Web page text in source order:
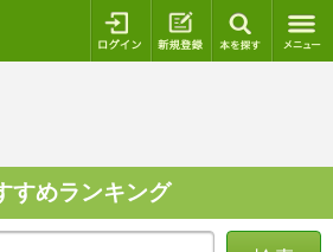
ログイン 新規登録
すめランキング